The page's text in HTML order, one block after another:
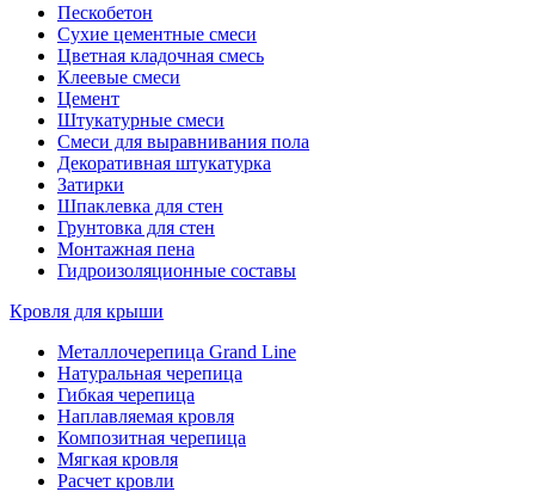
Пескобетон
Сухие цементные смеси
Цветная кладочная смесь
Клеевые смеси
Цемент
Штукатурные смеси
Смеси для выравнивания пола
Декоративная штукатурка
Затирки
Шпаклевка для стен
Грунтовка для стен
Монтажная пена
Гидроизоляционные составы
Кровля для крыши
Металлочерепица Grand Line
Натуральная черепица
Гибкая черепица
Наплавляемая кровля
Композитная черепица
Мягкая кровля
Расчет кровли